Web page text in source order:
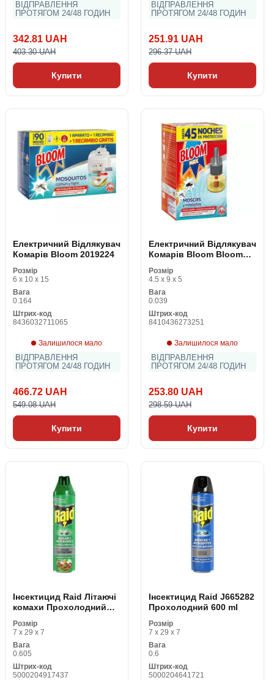
ВІДПРАВЛЕННЯ
ПРОТЯГОМ 24/48 ГОДИН
342.81 UAH
403.30 UAH
Купити
ВІДПРАВЛЕННЯ
ПРОТЯГОМ 24/48 ГОДИН
251.91 UAH
296.37 UAH
Купити
Електричний Відлякувач
Комарів Bloom 2019224
Розмір
6 x 10 x 15
Вага
0.164
Штрих-код
8436032711065
Залишилося мало
ВІДПРАВЛЕННЯ
ПРОТЯГОМ 24/48 ГОДИН
466.72 UAH
549.08 UAH
Купити
Електричний Відлякувач
Комарів Bloom Bloom
45 Ніч 1 штук 18 ml
Розмір
4.5 x 9 x 5
Вага
0.039
Штрих-код
8410436273251
Залишилося мало
ВІДПРАВЛЕННЯ
ПРОТЯГОМ 24/48 ГОДИН
253.80 UAH
298.59 UAH
Купити
Інсектицид Raid Літаючі
комахи Прохолодний
Розмір
7 x 29 x 7
Вага
0.605
Штрих-код
5000204917437
Інсектицид Raid J665282
Прохолодний 600 ml
Розмір
7 x 29 x 7
Вага
0.6
Штрих-код
5000204641721